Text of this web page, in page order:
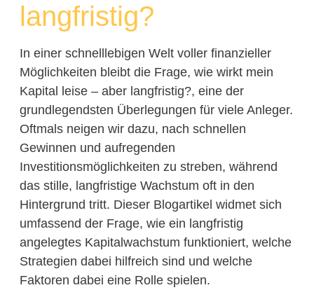
langfristig?
In einer schnelllebigen Welt voller finanzieller
Möglichkeiten bleibt die Frage, wie wirkt mein
Kapital leise – aber langfristig?, eine der
grundlegendsten Überlegungen für viele Anleger.
Oftmals neigen wir dazu, nach schnellen
Gewinnen und aufregenden
Investitionsmöglichkeiten zu streben, während
das stille, langfristige Wachstum oft in den
Hintergrund tritt. Dieser Blogartikel widmet sich
umfassend der Frage, wie ein langfristig
angelegtes Kapitalwachstum funktioniert, welche
Strategien dabei hilfreich sind und welche
Faktoren dabei eine Rolle spielen.